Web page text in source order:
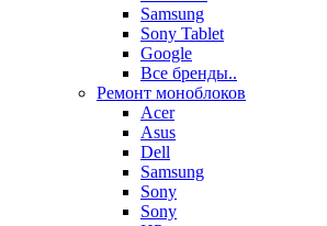
Samsung
Sony Tablet
Google
Все бренды..
Ремонт моноблоков
Acer
Asus
Dell
Samsung
Sony
Sony